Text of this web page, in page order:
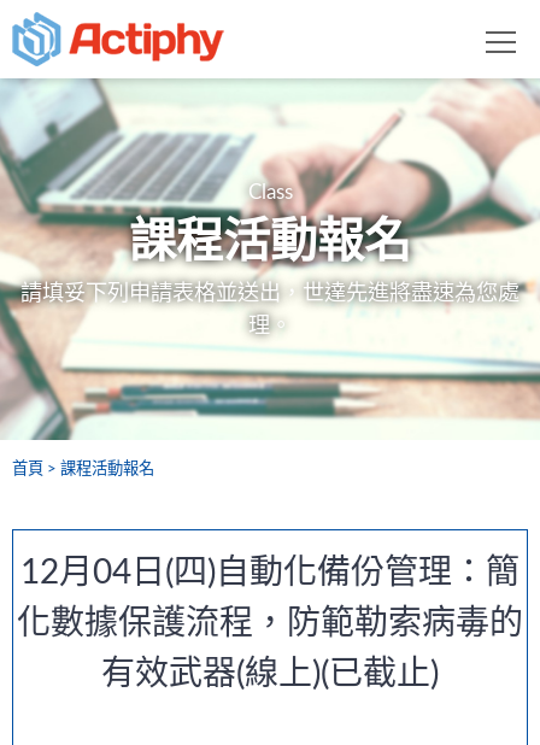
Class
課程活動報名
請填妥下列申請表格並送出，世達先進將盡速為您處
理。
首頁 課程活動報名
12月04日(四)自動化備份管理：簡
化數據保護流程，防範勒索病毒的
有效武器(線上)(已截止)